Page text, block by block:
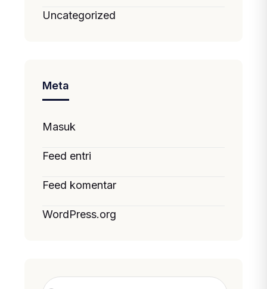
Uncategorized
Meta
Masuk
Feed entri
Feed komentar
WordPress.org